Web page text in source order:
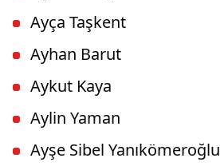
Ayça Taşkent
Ayhan Barut
Aykut Kaya
Aylin Yaman
Ayşe Sibel Yanıkömeroğlu